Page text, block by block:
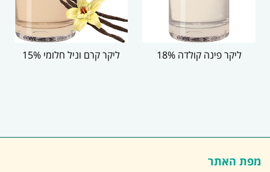
ליקר פינה קולדה 18% ליקר קרם וניל חלומי 15%
מפת האתר